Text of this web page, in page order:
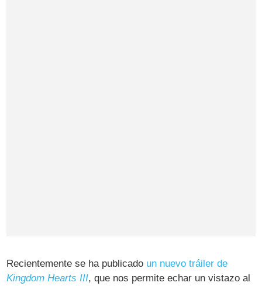
Recientemente se ha publicado un nuevo tráiler de
Kingdom Hearts III, que nos permite echar un vistazo al